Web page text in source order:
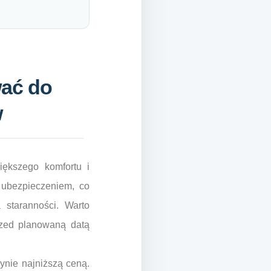
do
komfortu i
co
Warto
planowaną datą
najniższą ceną.